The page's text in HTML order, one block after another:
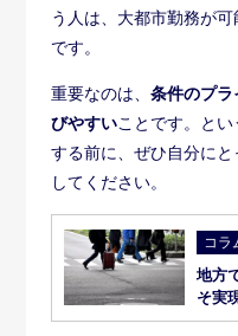
う人は、大都市勤務が
です。
重要なのは、 条件のプラ
びやすいことです。とい
する前に、ぜひ自分に
してください。
コラ
地方
そ実